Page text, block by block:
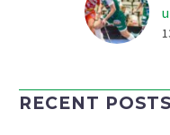
RECENT POSTS